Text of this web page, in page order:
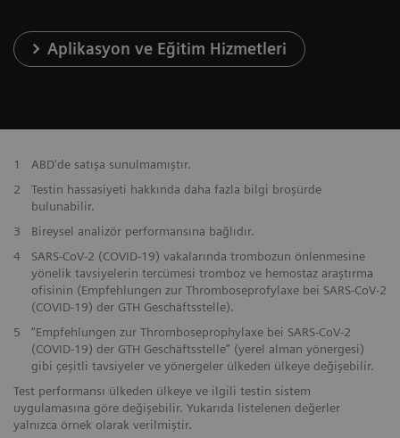
Aplikasyon ve Eğitim Hizmetleri
1
ABD'de satışa sunulmamıştır.
2
Testin hassasiyeti hakkında daha fazla bilgi broşürde
bulunabilir.
3
Bireysel analizör performansına bağlıdır.
4
SARS-CoV-2 (COVID-19) vakalarında trombozun önlenmesine
yönelik tavsiyelerin tercümesi tromboz ve hemostaz araştırma
ofisinin (Empfehlungen zur Thromboseprofylaxe bei SARS-CoV-2
(COVID-19) der GTH Geschäftsstelle).
5
“Empfehlungen zur Thromboseprophylaxe bei SARS-CoV-2
(COVID-19) der GTH Geschäftsstelle” (yerel alman yönergesi)
gibi çeşitli tavsiyeler ve yönergeler ülkeden ülkeye değişebilir.
Test performansı ülkeden ülkeye ve ilgili testin sistem
uygulamasına göre değişebilir. Yukarıda listelenen değerler
yalnızca örnek olarak verilmiştir.